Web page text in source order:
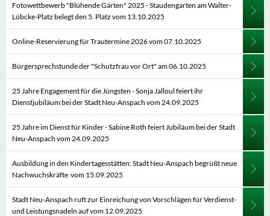
Fotowettbewerb "Blühende Gärten" 2025 - Staudengarten am Walter-
Lübcke-Platz belegt den 5. Platz vom 13.10.2025
Online-Reservierung für Trautermine 2026 vom 07.10.2025
Bürgersprechstunde der "Schutzfrau vor Ort" am 06.10.2025
25 Jahre Engagement für die Jüngsten - Sonja Jalloul feiert ihr
Dienstjubiläum bei der Stadt Neu-Anspach vom 24.09.2025
25 Jahre im Dienst für Kinder - Sabine Roth feiert Jubiläum bei der Stadt
Neu-Anspach vom 24.09.2025
Ausbildung in den Kindertagesstätten: Stadt Neu-Anspach begrüßt neue
Nachwuchskräfte vom 15.09.2025
Stadt Neu-Anspach ruft zur Einreichung von Vorschlägen für Verdienst-
und Leistungsnadeln auf vom 12.09.2025